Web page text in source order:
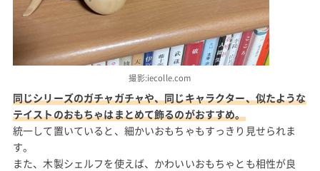
撮影:iecolle.com
同じシリーズのガチャガチャや、同じキャラクター、似たような
テイストのおもちゃはまとめて飾るのがおすすめ。
統一して置いていると、細かいおもちゃもすっきり見せられま
す。
また、木製シェルフを使えば、かわいいおもちゃとも相性が良